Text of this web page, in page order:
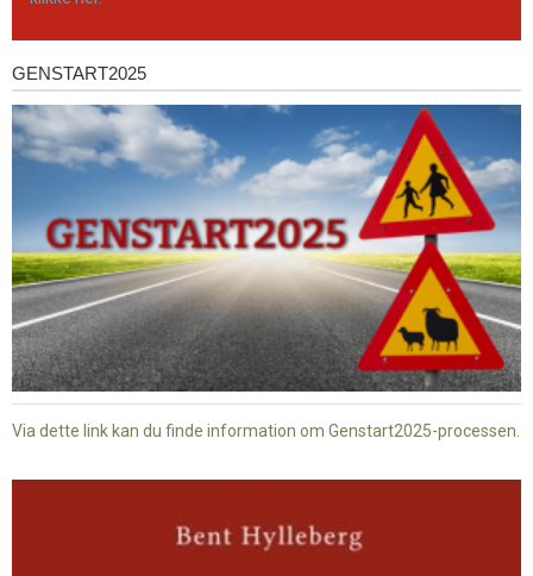
Genstart2025
GENSTART2025
Via dette link kan du finde information om Genstart2025-processen.